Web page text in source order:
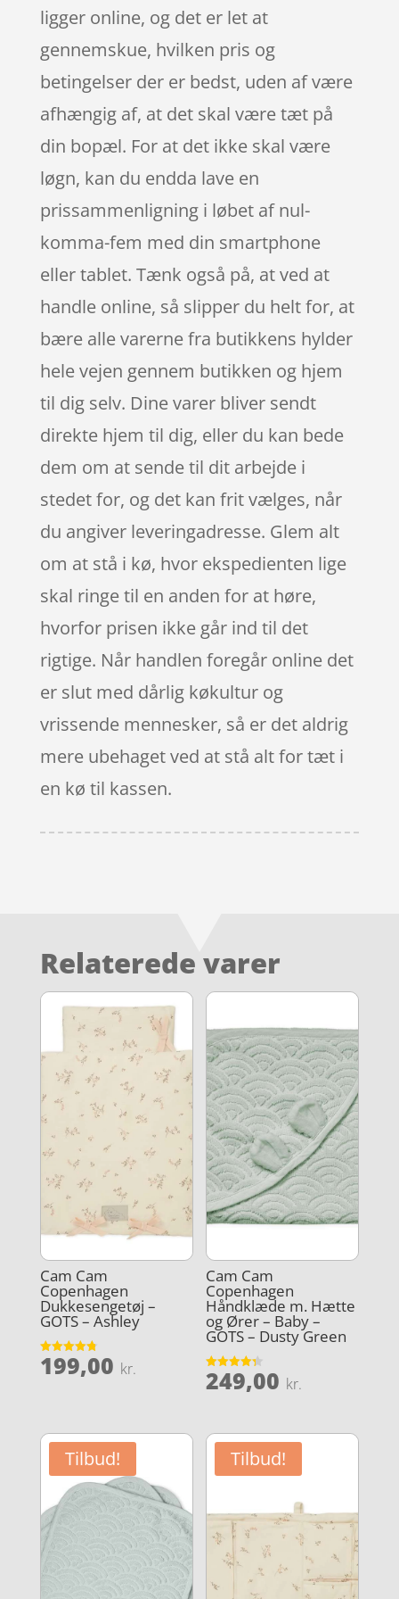
ligger online, og det er let at
gennemskue, hvilken pris og
betingelser der er bedst, uden af være
afhængig af, at det skal være tæt på
din bopæl. For at det ikke skal være
løgn, kan du endda lave en
prissammenligning i løbet af nul-
komma-fem med din smartphone
eller tablet. Tænk også på, at ved at
handle online, så slipper du helt for, at
bære alle varerne fra butikkens hylder
hele vejen gennem butikken og hjem
til dig selv. Dine varer bliver sendt
direkte hjem til dig, eller du kan bede
dem om at sende til dit arbejde i
stedet for, og det kan frit vælges, når
du angiver leveringadresse. Glem alt
om at stå i kø, hvor ekspedienten lige
skal ringe til en anden for at høre,
hvorfor prisen ikke går ind til det
rigtige. Når handlen foregår online det
er slut med dårlig køkultur og
vrissende mennesker, så er det aldrig
mere ubehaget ved at stå alt for tæt i
en kø til kassen.
Relaterede varer
Cam Cam
Copenhagen
Dukkesengetøj –
GOTS – Ashley
Vurderet
4.8
199,00 kr.
Cam Cam
Copenhagen
Håndklæde m. Hætte
og Ører – Baby –
GOTS – Dusty Green
Vurderet
4.3
249,00 kr.
Tilbud! Tilbud!